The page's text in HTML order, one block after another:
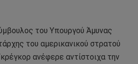
του Υπουργού Άμυνας
του αμερικανικού στρατού
ανέφερε αντίστοιχα την